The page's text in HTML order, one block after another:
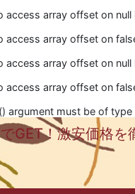
access array offset on null
access array offset on
access array offset on null
access array offset on
argument must be of
でGET！激安価格を